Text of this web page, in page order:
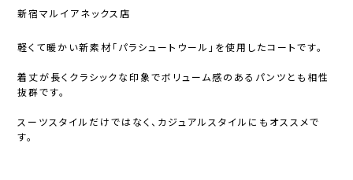
新宿マルイアネックス店
軽くて暖かい新素材「パラシュートウール」を使用したコートです。
着丈が長くクラシックな印象でボリューム感のあるパンツとも相性
抜群です。
スーツスタイルだけではなく、カジュアルスタイルにもオススメで
す。